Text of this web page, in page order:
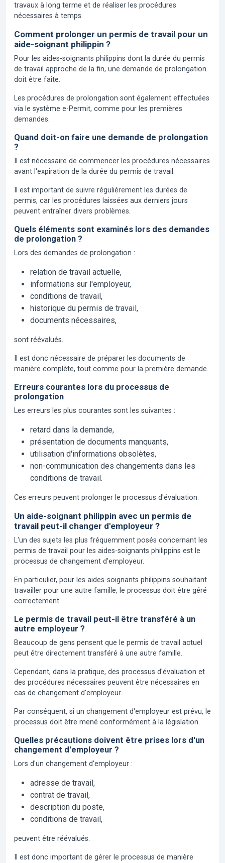
travaux à long terme et de réaliser les procédures
nécessaires à temps.
Comment prolonger un permis de travail pour un
aide-soignant philippin ?
Pour les aides-soignants philippins dont la durée du permis
de travail approche de la fin, une demande de prolongation
doit être faite.
Les procédures de prolongation sont également effectuées
via le système e-Permit, comme pour les premières
demandes.
Quand doit-on faire une demande de prolongation
?
Il est nécessaire de commencer les procédures nécessaires
avant l'expiration de la durée du permis de travail.
Il est important de suivre régulièrement les durées de
permis, car les procédures laissées aux derniers jours
peuvent entraîner divers problèmes.
Quels éléments sont examinés lors des demandes
de prolongation ?
Lors des demandes de prolongation :
relation de travail actuelle,
informations sur l'employeur,
conditions de travail,
historique du permis de travail,
documents nécessaires,
sont réévalués.
Il est donc nécessaire de préparer les documents de
manière complète, tout comme pour la première demande.
Erreurs courantes lors du processus de
prolongation
Les erreurs les plus courantes sont les suivantes :
retard dans la demande,
présentation de documents manquants,
utilisation d'informations obsolètes,
non-communication des changements dans les
conditions de travail.
Ces erreurs peuvent prolonger le processus d'évaluation.
Un aide-soignant philippin avec un permis de
travail peut-il changer d'employeur ?
L'un des sujets les plus fréquemment posés concernant les
permis de travail pour les aides-soignants philippins est le
processus de changement d'employeur.
En particulier, pour les aides-soignants philippins souhaitant
travailler pour une autre famille, le processus doit être géré
correctement.
Le permis de travail peut-il être transféré à un
autre employeur ?
Beaucoup de gens pensent que le permis de travail actuel
peut être directement transféré à une autre famille.
Cependant, dans la pratique, des processus d'évaluation et
des procédures nécessaires peuvent être nécessaires en
cas de changement d'employeur.
Par conséquent, si un changement d'employeur est prévu, le
processus doit être mené conformément à la législation.
Quelles précautions doivent être prises lors d'un
changement d'employeur ?
Lors d'un changement d'employeur :
adresse de travail,
contrat de travail,
description du poste,
conditions de travail,
peuvent être réévalués.
Il est donc important de gérer le processus de manière